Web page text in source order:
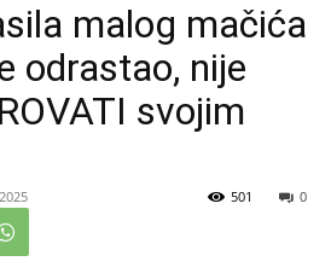
malog mačića
odrastao, nije
svojim
0
501